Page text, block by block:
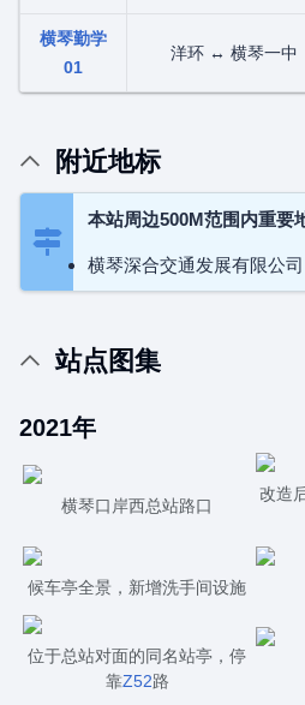
横琴勤学
01
洋环 ↔ 横琴一中
附近地标
本站周边500M范围内重要
横琴深合交通发展有限公司
站点图集
2021年
横琴口岸西总站路口
改造
候车亭全景，新增洗手间设施
位于总站对面的同名站亭，停
靠Z52路